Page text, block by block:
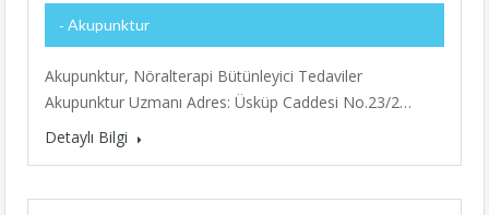
Akupunktur
Akupunktur, Nöralterapi Bütünleyici Tedaviler
Akupunktur Uzmanı Adres: Üsküp Caddesi No.23/2…
Detaylı Bilgi